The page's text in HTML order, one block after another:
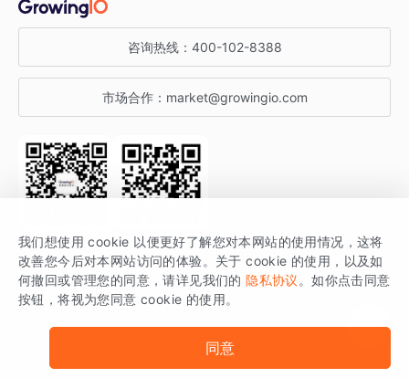
金融行业
获客分析
增长公开课
增长博客
开发者文档
SDK 文档
场景指南
关于 GrowingIO
增长大会
行业活动
咨询热线： 400-102-8388
市场合作： market@growingio.com
关注公众号 获取更多干货
GrowingIO 是专注于数据智能分析与增长的品牌，核心平台为 GrowingIO
分析云。
版权所有 © 北京易数科技有限公司
我们想使用 cookie 以便更好了解您对本网站的使用情况，这将
改善您今后对本网站访问的体验。关于 cookie 的使用，以及如
何撤回或管理您的同意，请详见我们的 隐私协议 。如你点击同意
按钮，将视为您同意 cookie 的使用。
同意